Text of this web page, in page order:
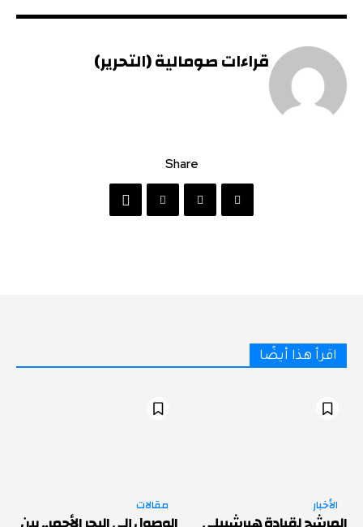
قراءات صومالية (التحرير)
Share
اقرأ هذا أيضًا
الأخبار مقالات